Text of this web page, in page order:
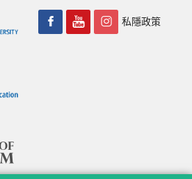
私隱政策